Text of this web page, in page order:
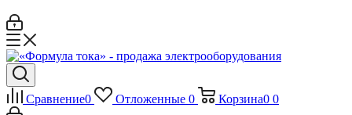
Сравнение0 Отложенные 0 Корзина0 0